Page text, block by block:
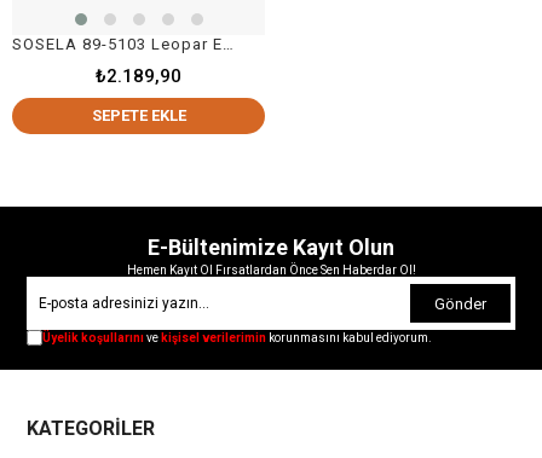
SOSELA 89-5103 Leopar El Valizi
₺2.189,90
SEPETE EKLE
E-Bültenimize Kayıt Olun
Hemen Kayıt Ol Fırsatlardan Önce Sen Haberdar Ol!
Gönder
Üyelik koşullarınıve kişisel verilerimin korunmasını kabul ediyorum.
KATEGORİLER